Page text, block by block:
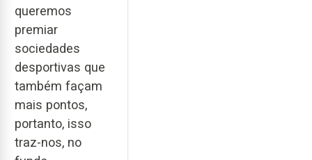
queremos
premiar
sociedades
desportivas que
também façam
mais pontos,
portanto, isso
traz-nos, no